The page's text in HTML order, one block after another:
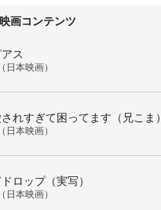
画コンテンツ
ス
日本映画）
れすぎて困ってます（兄こま）
日本映画）
ロップ（実写）
日本映画）